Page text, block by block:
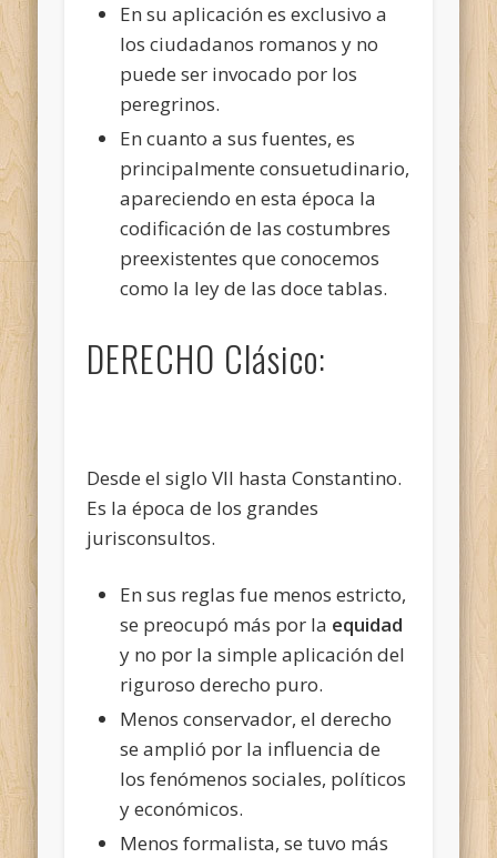
En su aplicación es exclusivo a
los ciudadanos romanos y no
puede ser invocado por los
peregrinos.
En cuanto a sus fuentes, es
principalmente consuetudinario,
apareciendo en esta época la
codificación de las costumbres
preexistentes que conocemos
como la ley de las doce tablas.
DERECHO Clásico:
Desde el siglo VII hasta Constantino.
Es la época de los grandes
jurisconsultos.
En sus reglas fue menos estricto,
se preocupó más por la equidad
y no por la simple aplicación del
riguroso derecho puro.
Menos conservador, el derecho
se amplió por la influencia de
los fenómenos sociales, políticos
y económicos.
Menos formalista, se tuvo más